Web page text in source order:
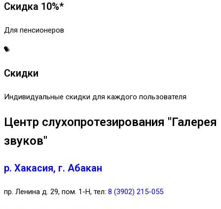
Скидка 10%*
Для пенсионеров
Скидки
Индивидуальные скидки для каждого пользователя
Центр слухопротезирования "Галерея
звуков"
р. Хакасия, г. Абакан
пр. Ленина д. 29, пом. 1-Н, тел: 8 (3902) 215-055